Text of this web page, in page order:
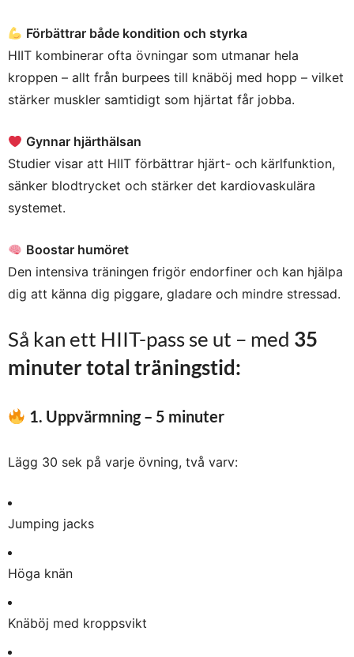
Förbättrar både kondition och styrka
HIIT kombinerar ofta övningar som utmanar hela
kroppen – allt från burpees till knäböj med hopp – vilket
stärker muskler samtidigt som hjärtat får jobba.
Gynnar hjärthälsan
Studier visar att HIIT förbättrar hjärt- och kärlfunktion,
sänker blodtrycket och stärker det kardiovaskulära
systemet.
Boostar humöret
Den intensiva träningen frigör endorfiner och kan hjälpa
dig att känna dig piggare, gladare och mindre stressad.
Så kan ett HIIT-pass se ut – med 35
minuter total träningstid:
1. Uppvärmning – 5 minuter
Lägg 30 sek på varje övning, två varv:
Jumping jacks
Höga knän
Knäböj med kroppsvikt